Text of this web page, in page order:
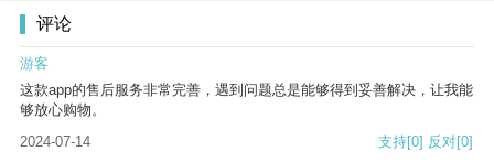
评论
游客
这款app的售后服务非常完善，遇到问题总是能够得到妥善解决，让我能
够放心购物。
2024-07-14
支持[0] 反对[0]